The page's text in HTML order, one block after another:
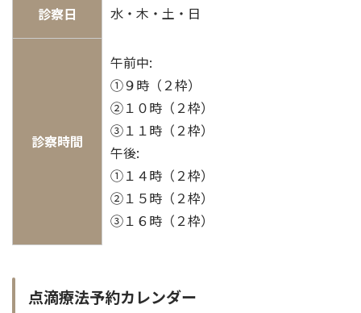
診察日 水・木・土・日
診察時間
午前中:
①９時（２枠）
②１０時（２枠）
③１１時（２枠）
午後:
①１４時（２枠）
②１５時（２枠）
③１６時（２枠）
点滴療法予約カレンダー